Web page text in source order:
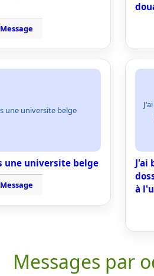
une universite belge
une universite belge
J'ai
à
Messages par